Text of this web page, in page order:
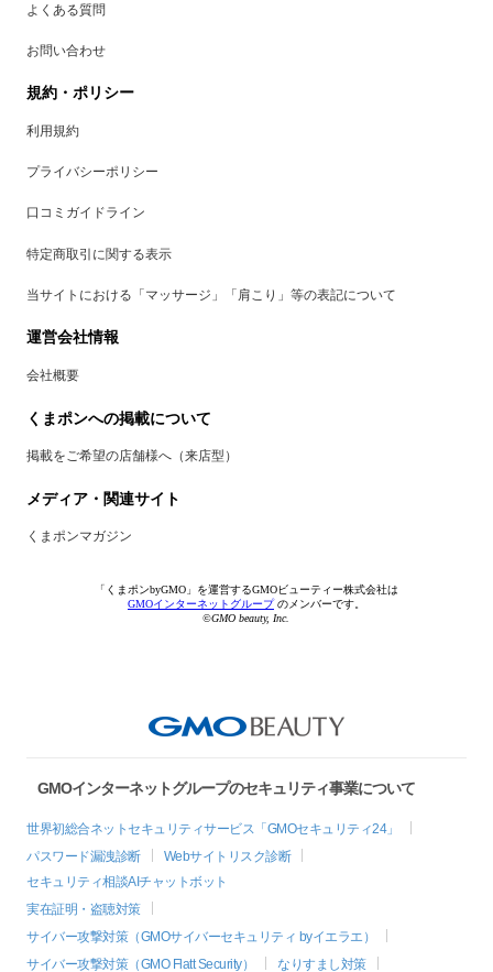
よくある質問
お問い合わせ
規約・ポリシー
利用規約
プライバシーポリシー
口コミガイドライン
特定商取引に関する表示
当サイトにおける「マッサージ」「肩こり」等の表記について
運営会社情報
会社概要
くまポンへの掲載について
掲載をご希望の店舗様へ（来店型）
メディア・関連サイト
くまポンマガジン
「くまポンbyGMO」を運営するGMOビューティー株式会社は
GMOインターネットグループのメンバーです。
©GMO beauty, Inc.
GMOインターネットグループのセキュリティ事業について
世界初総合ネットセキュリティサービス「GMOセキュリティ24」
パスワード漏洩診断
Webサイトリスク診断
セキュリティ相談AIチャットボット
実在証明・盗聴対策
サイバー攻撃対策（GMOサイバーセキュリティ byイエラエ）
サイバー攻撃対策（GMO Flatt Security）
なりすまし対策